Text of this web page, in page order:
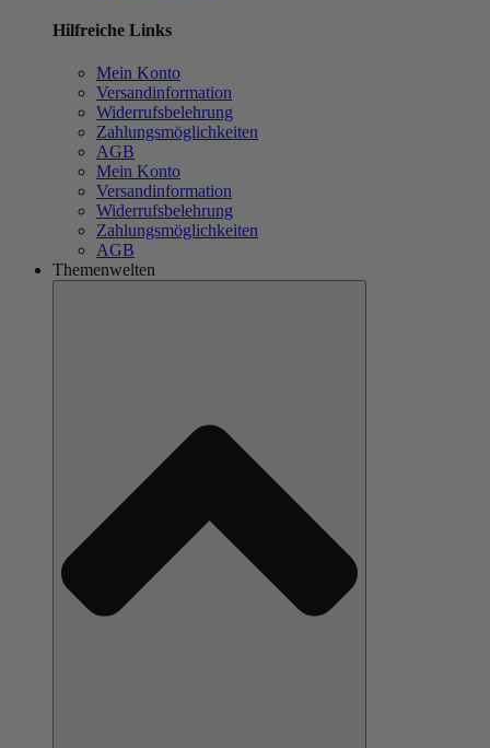
Hilfreiche Links
Mein Konto
Versandinformation
Widerrufsbelehrung
Zahlungsmöglichkeiten
AGB
Mein Konto
Versandinformation
Widerrufsbelehrung
Zahlungsmöglichkeiten
AGB
Themenwelten